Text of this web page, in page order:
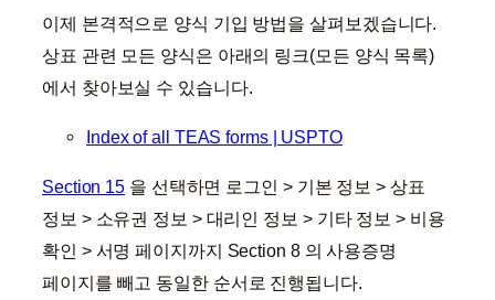
이제 본격적으로 양식 기입 방법을 살펴보겠습니다.
상표 관련 모든 양식은 아래의 링크(모든 양식 목록)
에서 찾아보실 수 있습니다.
Index of all TEAS forms | USPTO
Section 15 을 선택하면 로그인 > 기본 정보 > 상표
정보 > 소유권 정보 > 대리인 정보 > 기타 정보 > 비용
확인 > 서명 페이지까지 Section 8 의 사용증명
페이지를 빼고 동일한 순서로 진행됩니다.